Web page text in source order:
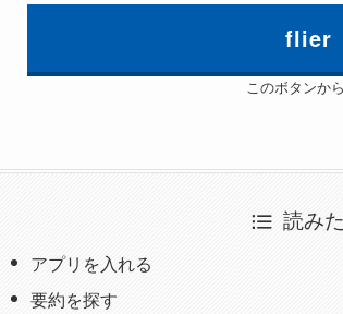
flier
このボタンか
読み
アプリを入れる
要約を探す